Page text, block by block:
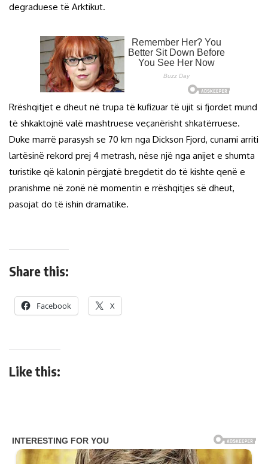
degraduese të Arktikut.
Rrëshqitjet e dheut në trupa të kufizuar të ujit si fjordet mund
të shkaktojnë valë mashtruese veçanërisht shkatërruese.
Duke marrë parasysh se 70 km nga Dickson Fjord, cunami arriti
lartësinë rekord prej 4 metrash, nëse një nga anijet e shumta
turistike që kalonin përgjatë bregdetit do të kishte qenë e
pranishme në zonë në momentin e rrëshqitjes së dheut,
pasojat do të ishin dramatike.
Share this:
Facebook X
Like this: